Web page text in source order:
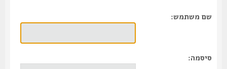
שם משתמש:
סיסמה: